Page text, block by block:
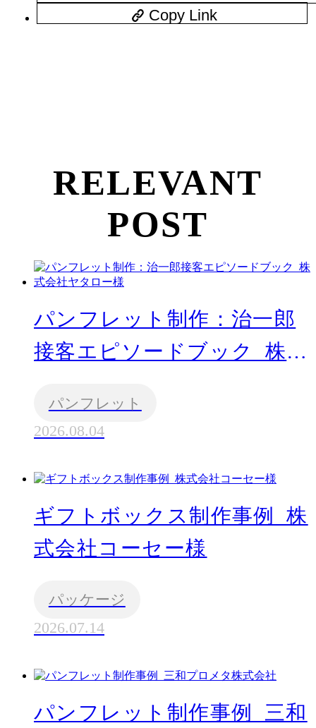
Copy Link
RELEVANT
POST
パンフレット制作：治一郎
接客エピソードブック_株式
パンフレット
2026.08.04
ギフトボックス制作事例_株
式会社コーセー様
パッケージ
2026.07.14
パンフレット制作事例_三和